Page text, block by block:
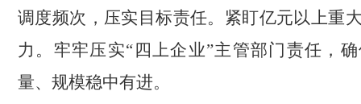
调度频次，压实目标责任。紧盯亿元以上重
力。牢牢压实“四上企业”主管部门责任，
量、规模稳中有进。